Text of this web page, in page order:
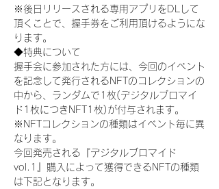
※後日リリースされる専用アプリをDLして
頂くことで、握手券をご利用頂けるようにな
ります。
◆特典について
握手会に参加された方には、今回のイベント
を記念して発行されるNFTのコレクションの
中から、ランダムで1枚(デジタルブロマイ
ド1枚につきNFT1枚)が付与されます。
※NFTコレクションの種類はイベント毎に異
なります。
今回発売される『デジタルブロマイド
vol.1』購入によって獲得できるNFTの種類
は下記となります。